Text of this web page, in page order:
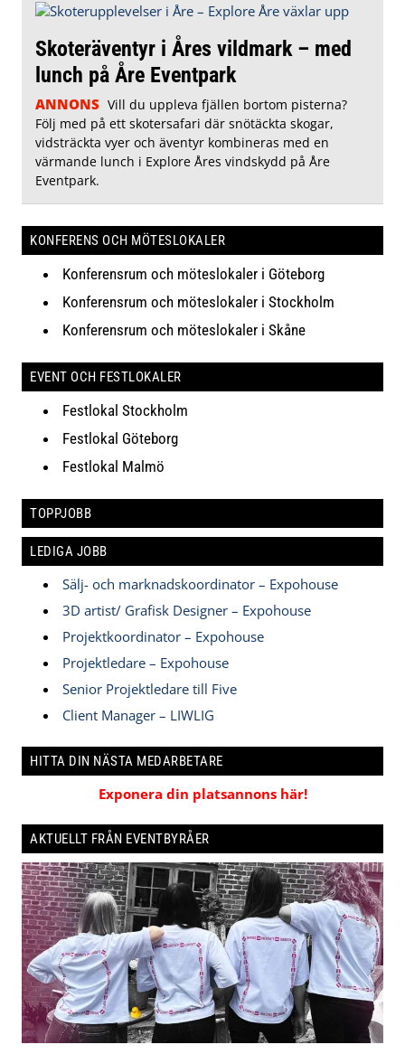
Skoteräventyr i Åres vildmark – med
lunch på Åre Eventpark
ANNONS Vill du uppleva fjällen bortom pisterna?
Följ med på ett skotersafari där snötäckta skogar,
vidsträckta vyer och äventyr kombineras med en
värmande lunch i Explore Åres vindskydd på Åre
Eventpark.
KONFERENS OCH MÖTESLOKALER
Konferensrum och möteslokaler i Göteborg
Konferensrum och möteslokaler i Stockholm
Konferensrum och möteslokaler i Skåne
EVENT OCH FESTLOKALER
Festlokal Stockholm
Festlokal Göteborg
Festlokal Malmö
TOPPJOBB
LEDIGA JOBB
Sälj- och marknadskoordinator – Expohouse
3D artist/ Grafisk Designer – Expohouse
Projektkoordinator – Expohouse
Projektledare – Expohouse
Senior Projektledare till Five
Client Manager – LIWLIG
HITTA DIN NÄSTA MEDARBETARE
Exponera din platsannons här!
AKTUELLT FRÅN EVENTBYRÅER